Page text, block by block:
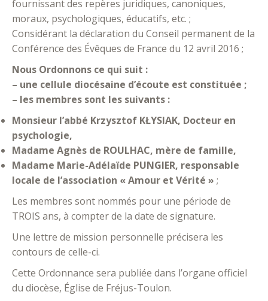
fournissant des repères juridiques, canoniques,
moraux, psychologiques, éducatifs, etc. ;
Considérant la déclaration du Conseil permanent de la
Conférence des Évêques de France du 12 avril 2016 ;
Nous Ordonnons ce qui suit :
– une cellule diocésaine d’écoute est constituée ;
– les membres sont les suivants :
Monsieur l’abbé Krzysztof KŁYSIAK, Docteur en
psychologie,
Madame Agnès de ROULHAC, mère de famille,
Madame Marie-Adélaïde PUNGIER, responsable
locale de l’association « Amour et Vérité » ;
Les membres sont nommés pour une période de
TROIS ans, à compter de la date de signature.
Une lettre de mission personnelle précisera les
contours de celle-ci.
Cette Ordonnance sera publiée dans l’organe officiel
du diocèse, Église de Fréjus-Toulon.